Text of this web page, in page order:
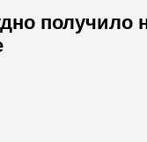
получило